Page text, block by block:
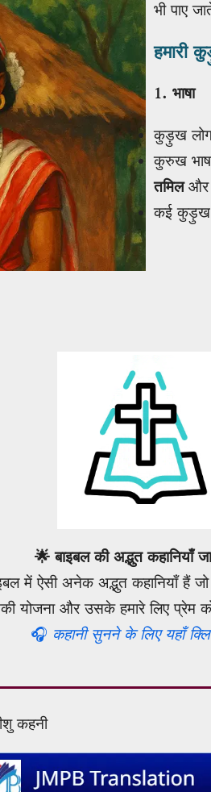
भी पाए
हमारी
1. भाषा
कुड़ुख
कुरुख
तमिल
कई कुड़ुख
🌟 बाइबल की अद्भुत कहानियाँ
में ऐसी अनेक अद्भुत कहानियाँ हैं
योजना और उसके हमारे लिए प्रेम
🎧 कहानी सुनने के लिए यहाँ
कहनी